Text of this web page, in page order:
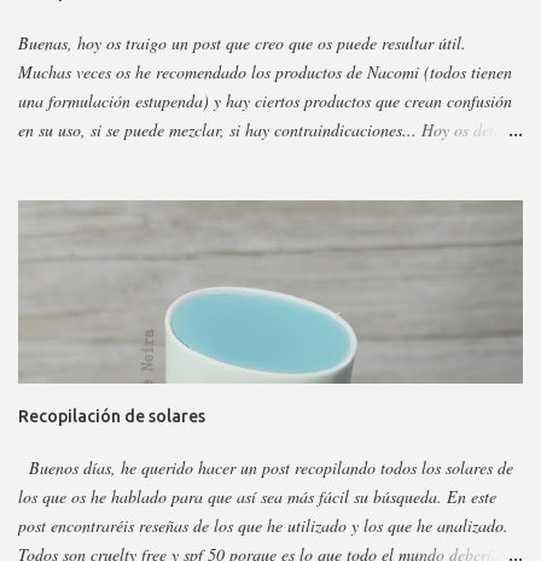
Buenas, hoy os traigo un post que creo que os puede resultar útil.
Muchas veces os he recomendado los productos de Nacomi (todos tienen
una formulación estupenda) y hay ciertos productos que crean confusión
en su uso, si se puede mezclar, si hay contraindicaciones... Hoy os detallo
corporales, así es más fácil, además al final añadiré gamas concretas. La
marca tiene otros sérum y cremas, pero estos son los más dificilillos de
tenéis en casi todas las perfumerías, es cruelty free y casi toda vegana.
Hay ciertos productos que no están en todas las webs, pero como se suele
decir Google es nuestro amigo. Empecemos: Productos faciales Dermo
loción limpiadora ceramidas Precio: 4 euros. Cantidad: 150 ml.
Propiedades: Limpiador acuoso para todas las pieles, pero p...
Recopilación de solares
Buenos días, he querido hacer un post recopilando todos los solares de
los que os he hablado para que así sea más fácil su búsqueda. En este
post encontraréis reseñas de los que he utilizado y los que he analizado.
Todos son cruelty free y spf 50 porque es lo que todo el mundo debería